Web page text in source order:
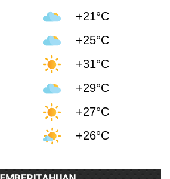
+21°C
+25°C
+31°C
+29°C
+27°C
+26°C